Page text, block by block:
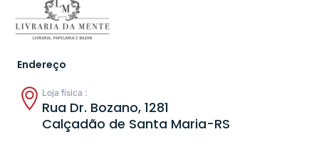
Endereço
Loja física :
Rua Dr. Bozano, 1281
Calçadão de Santa Maria-RS